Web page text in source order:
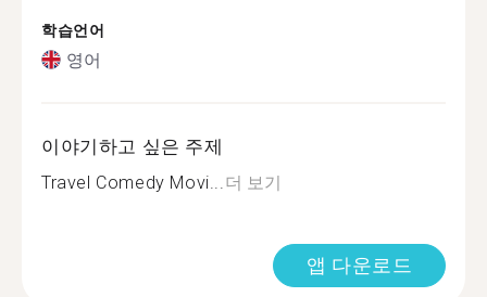
학습언어
영어
이야기하고 싶은 주제
Travel Comedy Movi... 더 보기
앱 다운로드